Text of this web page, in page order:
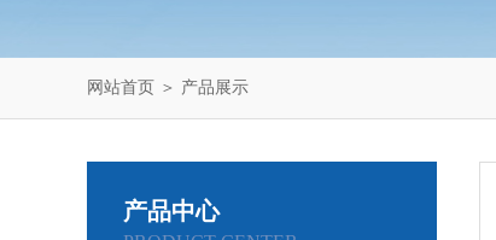
网站首页 ＞ 产品展示
产品中心